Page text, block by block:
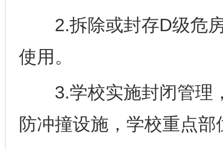
2.拆除或封存D级危房
使用。
3.学校实施封闭管理
防冲撞设施，学校重点